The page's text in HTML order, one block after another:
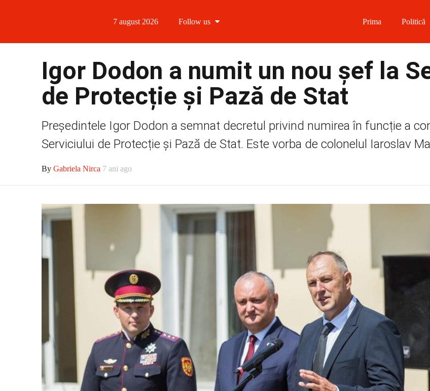
7 august 2026 Follow us
Follow us on Twitter
Prima Politică
Igor Dodon a numit un nou șef la
de Protecție și Pază de Stat
Președintele Igor Dodon a semnat decretul privind numirea în funcție a
Serviciului de Protecție și Pază de Stat. Este vorba de colonelul Iaroslav
By Gabriela Nirca 7 ani ago